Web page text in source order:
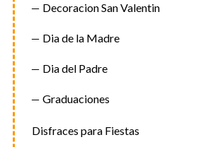
Decoracion San Valentin
Dia de la Madre
Dia del Padre
Graduaciones
Disfraces para Fiestas